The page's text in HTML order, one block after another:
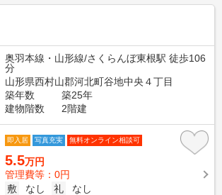
奥羽本線・山形線/さくらんぼ東根駅 徒歩106
分
山形県西村山郡河北町谷地中央４丁目
築年数
築25年
建物階数
2階建
即入居 写真充実 無料オンライン相談可
5.5万円
管理費等：0円
敷
なし 礼
なし